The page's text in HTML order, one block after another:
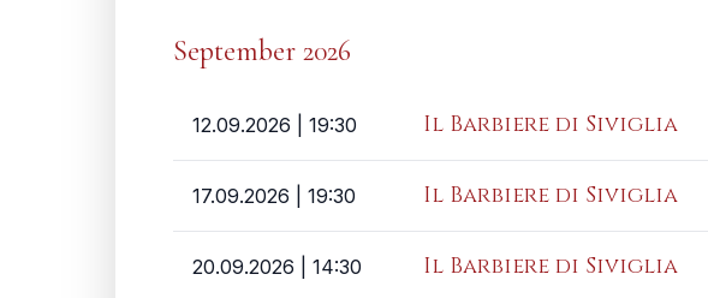
September 2026
12.09.2026 | 19:30 Il Barbiere di Siviglia
17.09.2026 | 19:30 Il Barbiere di Siviglia
20.09.2026 | 14:30 Il Barbiere di Siviglia